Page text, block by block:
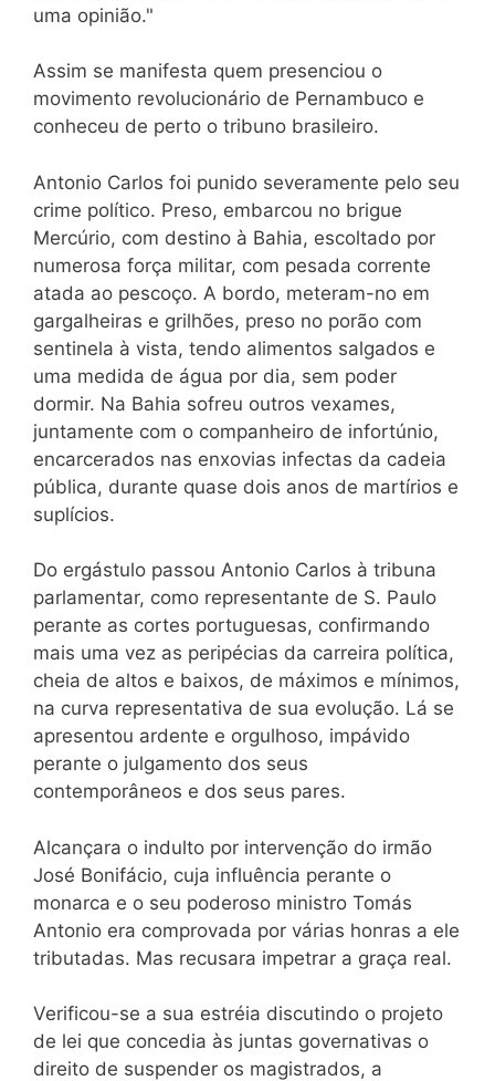
uma opinião."
Assim se manifesta quem presenciou o
movimento revolucionário de Pernambuco e
conheceu de perto o tribuno brasileiro.
Antonio Carlos foi punido severamente pelo seu
crime político. Preso, embarcou no brigue
Mercúrio, com destino à Bahia, escoltado por
numerosa força militar, com pesada corrente
atada ao pescoço. A bordo, meteram-no em
gargalheiras e grilhões, preso no porão com
sentinela à vista, tendo alimentos salgados e
uma medida de água por dia, sem poder
dormir. Na Bahia sofreu outros vexames,
juntamente com o companheiro de infortúnio,
encarcerados nas enxovias infectas da cadeia
pública, durante quase dois anos de martírios e
suplícios.
Do ergástulo passou Antonio Carlos à tribuna
parlamentar, como representante de S. Paulo
perante as cortes portuguesas, confirmando
mais uma vez as peripécias da carreira política,
cheia de altos e baixos, de máximos e mínimos,
na curva representativa de sua evolução. Lá se
apresentou ardente e orgulhoso, impávido
perante o julgamento dos seus
contemporâneos e dos seus pares.
Alcançara o indulto por intervenção do irmão
José Bonifácio, cuja influência perante o
monarca e o seu poderoso ministro Tomás
Antonio era comprovada por várias honras a ele
tributadas. Mas recusara impetrar a graça real.
Verificou-se a sua estréia discutindo o projeto
de lei que concedia às juntas governativas o
direito de suspender os magistrados, a